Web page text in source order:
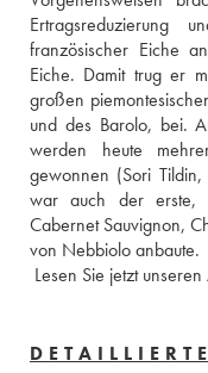
Ertragsreduzierung
französischer Eiche
Eiche. Damit trug er
großen
und des Barolo, bei.
werden heute
gewonnen (Sori
war auch der erste,
Cabernet Sauvignon,
von Nebbiolo anbaute.
Lesen Sie jetzt